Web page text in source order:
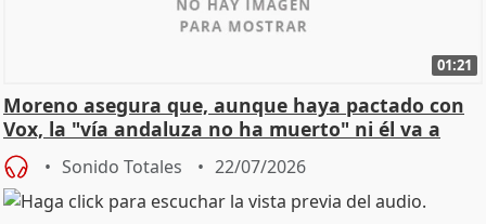
01:21
Moreno asegura que, aunque haya pactado con
Vox, la "vía andaluza no ha muerto" ni él va a
"cambiar"
Sonido Totales 22/07/2026